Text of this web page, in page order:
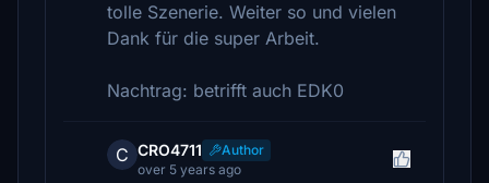
tolle Szenerie. Weiter so und vielen
Dank für die super Arbeit.
Nachtrag: betrifft auch EDK0
C CRO4711
Author
over 5 years ago